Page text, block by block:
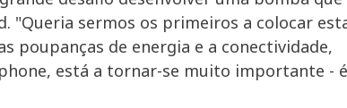
"Queria sermos os primeiros a colocar
poupanças de energia e a conectividade,
está a tornar-se muito importante - é